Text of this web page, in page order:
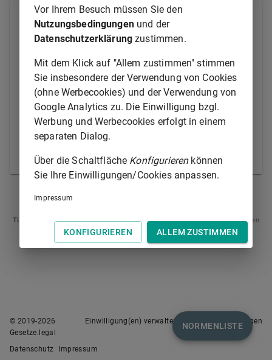
(1) Die Anmeldungen zum Vereinsregister sind von
Mitgliedern des Vorstands sowie von den
Liquidatoren, die insoweit zur Vertretung des Vereins
berechtigt sind, mittels öffentlich beglaubigter
Erklärung abzugeben. Die Erklärung kann in Urschrift
oder in öffentlich beglaubigter Abschrift beim Gericht
eingereicht werden.
(2) Die öffentliche Beglaubigung mittels
Videokommunikation gemäß
Beurkundungsgesetzes ist zulässig.
§ 76
Tipp
: Swipen Sie auf dem Bildschirm links oder rechts zur Navigation zwischen
Normen.
NORMENLISTE
© 2019-2026
Gesetze.legal
Einwilligung(en) verwalten Nutzungsbedingungen
Datenschutz Impressum
Vor Ihrem Besuch müssen Sie den
Nutzungsbedingungenund der
Datenschutzerklärung zustimmen.
Mit dem Klick auf "Allem zustimmen" stimmen
Sie insbesondere der Verwendung von Cookies
(ohne Werbecookies) und der Verwendung von
Google Analytics zu. Die Einwilligung bzgl.
Werbung und Werbecookies erfolgt in einem
separaten Dialog.
Über die Schaltfläche Konfigurierenkönnen
Sie Ihre Einwilligungen/Cookies anpassen.
Impressum
KONFIGURIEREN ALLEM ZUSTIMMEN